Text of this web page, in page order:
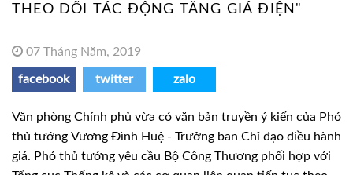
THEO DÕI TÁC ĐỘNG TĂNG GIÁ ĐIỆN"
07 Tháng Năm, 2019
facebook twitter zalo
Văn phòng Chính phủ vừa có văn bản truyền ý kiến của Phó
thủ tướng Vương Đình Huệ - Trưởng ban Chỉ đạo điều hành
giá. Phó thủ tướng yêu cầu Bộ Công Thương phối hợp với